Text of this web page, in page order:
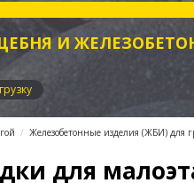
И
Железобетонные изделия (ЖБИ) для
для